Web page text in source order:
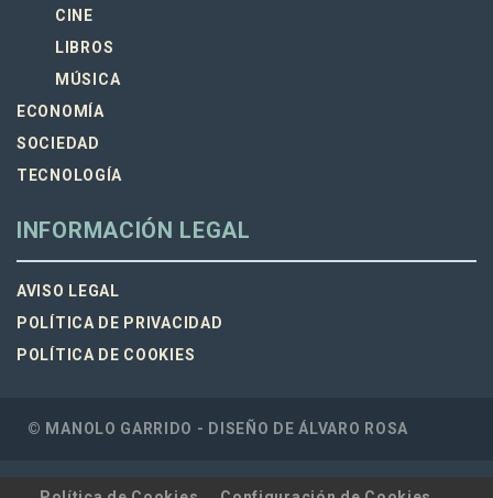
CINE
LIBROS
MÚSICA
ECONOMÍA
SOCIEDAD
TECNOLOGÍA
INFORMACIÓN LEGAL
AVISO LEGAL
POLÍTICA DE PRIVACIDAD
POLÍTICA DE COOKIES
© MANOLO GARRIDO - DISEÑO DEÁLVARO ROSA